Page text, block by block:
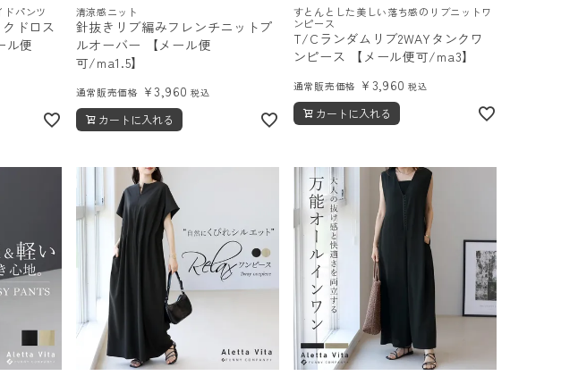
ドパンツ
ドロス
ル便
清涼感ニット
針抜きリブ編みフレンチニットプ
ルオーバー 【メール便
可/ma1.5】
通常販売価格 ¥3,960 税込
カートに入れる
すとんとした美しい落ち感のリブニットワ
ンピース
T/Cランダムリブ2WAYタンクワ
ンピース 【メール便可/ma3】
通常販売価格 ¥ 3,960 税込
カートに入れる